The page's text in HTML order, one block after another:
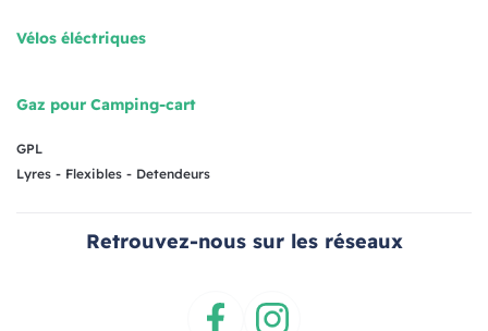
Vélos éléctriques
Gaz pour Camping-cart
GPL
Lyres - Flexibles - Detendeurs
Retrouvez-nous sur les réseaux